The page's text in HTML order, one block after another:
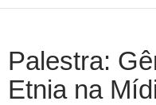
Palestra:
Etnia na